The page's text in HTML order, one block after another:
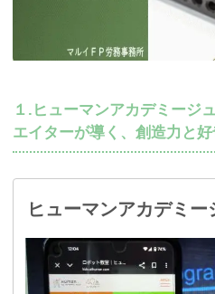
１.ヒューマンアカデミージ
エイターが導く、創造力と
ヒューマンアカデミー